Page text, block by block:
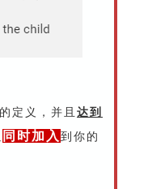
定义，并且 达到
同时加入 到你的